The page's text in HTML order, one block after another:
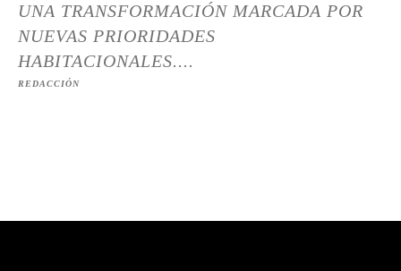
UNA TRANSFORMACIÓN MARCADA POR
NUEVAS PRIORIDADES
HABITACIONALES....
REDACCIÓN